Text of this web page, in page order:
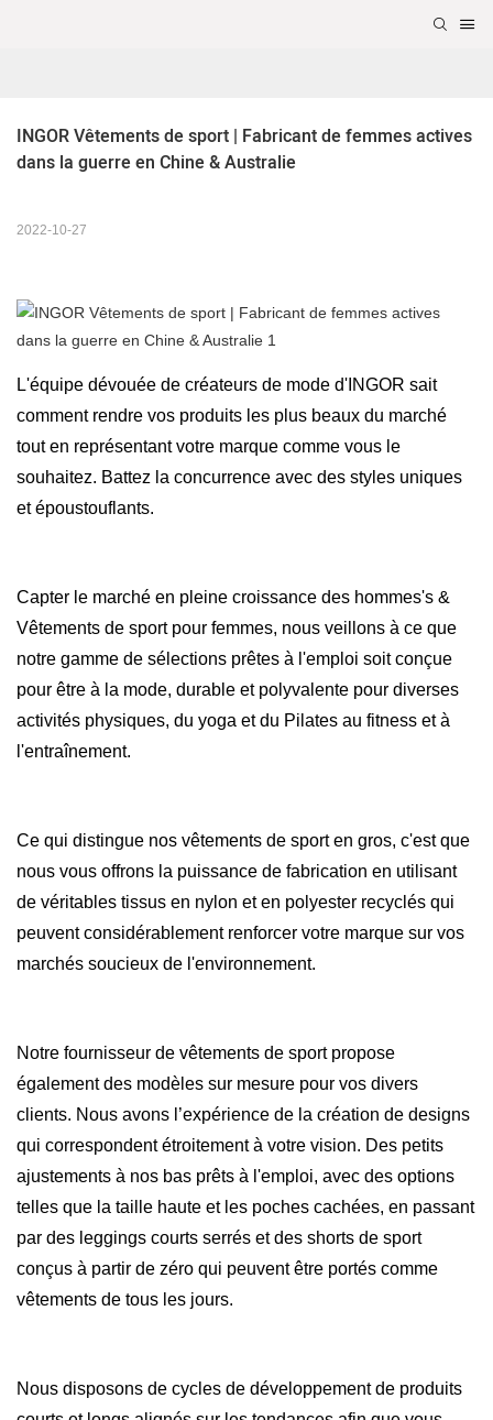
INGOR Vêtements de sport | Fabricant de femmes actives
dans la guerre en Chine & Australie
2022-10-27
L'équipe dévouée de créateurs de mode d'INGOR sait
comment rendre vos produits les plus beaux du marché
tout en représentant votre marque comme vous le
souhaitez. Battez la concurrence avec des styles uniques
et époustouflants.
Capter le marché en pleine croissance des hommes's &
Vêtements de sport pour femmes, nous veillons à ce que
notre gamme de sélections prêtes à l'emploi soit conçue
pour être à la mode, durable et polyvalente pour diverses
activités physiques, du yoga et du Pilates au fitness et à
l'entraînement.
Ce qui distingue nos vêtements de sport en gros, c'est que
nous vous offrons la puissance de fabrication en utilisant
de véritables tissus en nylon et en polyester recyclés qui
peuvent considérablement renforcer votre marque sur vos
marchés soucieux de l'environnement.
Notre fournisseur de vêtements de sport propose
également des modèles sur mesure pour vos divers
clients. Nous avons l’expérience de la création de designs
qui correspondent étroitement à votre vision. Des petits
ajustements à nos bas prêts à l'emploi, avec des options
telles que la taille haute et les poches cachées, en passant
par des leggings courts serrés et des shorts de sport
conçus à partir de zéro qui peuvent être portés comme
vêtements de tous les jours.
Nous disposons de cycles de développement de produits